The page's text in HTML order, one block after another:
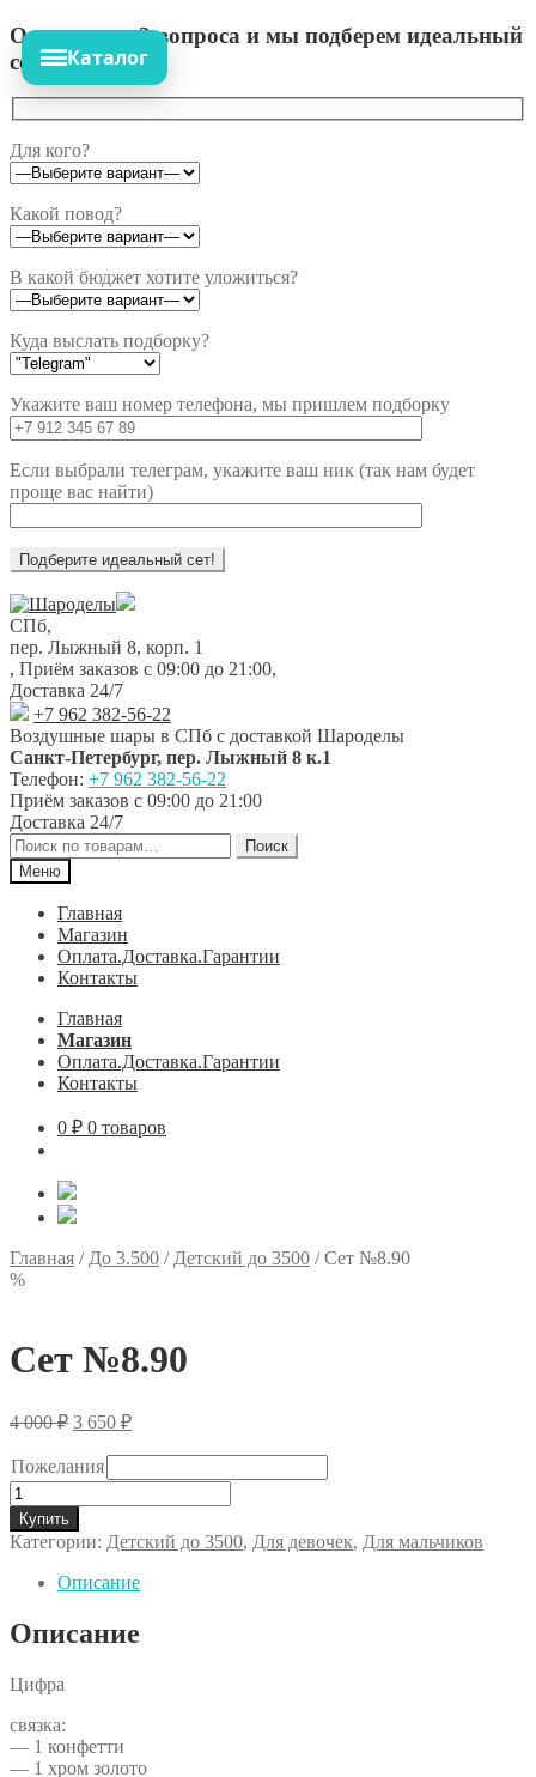
Ответьте на 3 вопроса и мы подберем идеальный
сет!
Для кого?
Какой повод?
В какой бюджет хотите уложиться?
Куда выслать подборку?
Укажите ваш номер телефона, мы пришлем подборку
Если выбрали телеграм, укажите ваш ник (так нам будет
проще вас найти)
Перейти
к
навигации
Перейти
к
содержимому
СПб,
пер. Лыжный 8, корп. 1
, Приём заказов с 09:00 до 21:00,
Доставка 24/7
+7 962 382-56-22
Воздушные шары в СПб с доставкой Шароделы
Санкт-Петербург, пер. Лыжный 8 к.1
Телефон: +7 962 382-56-22
Приём заказов с 09:00 до 21:00
Доставка 24/7
Искать:
Поиск
Меню
Главная
Магазин
Оплата.Доставка.Гарантии
Контакты
Главная
Магазин
Оплата.Доставка.Гарантии
Контакты
0 ₽ 0 товаров
Каталог
Главная / До 3.500 / Детский до 3500 /Сет №8.90
%
Сет №8.90
4 000₽ Первоначальная
составляла
4
000 ₽.
3 650 ₽Текущая
3
650 ₽.
Пожелания
Количество
товара
Сет
№8.90
Купить
Категории: Детский до 3500, Для девочек, Для мальчиков
Описание
Описание
Цифра
связка:
— 1 конфетти
— 1 хром золото